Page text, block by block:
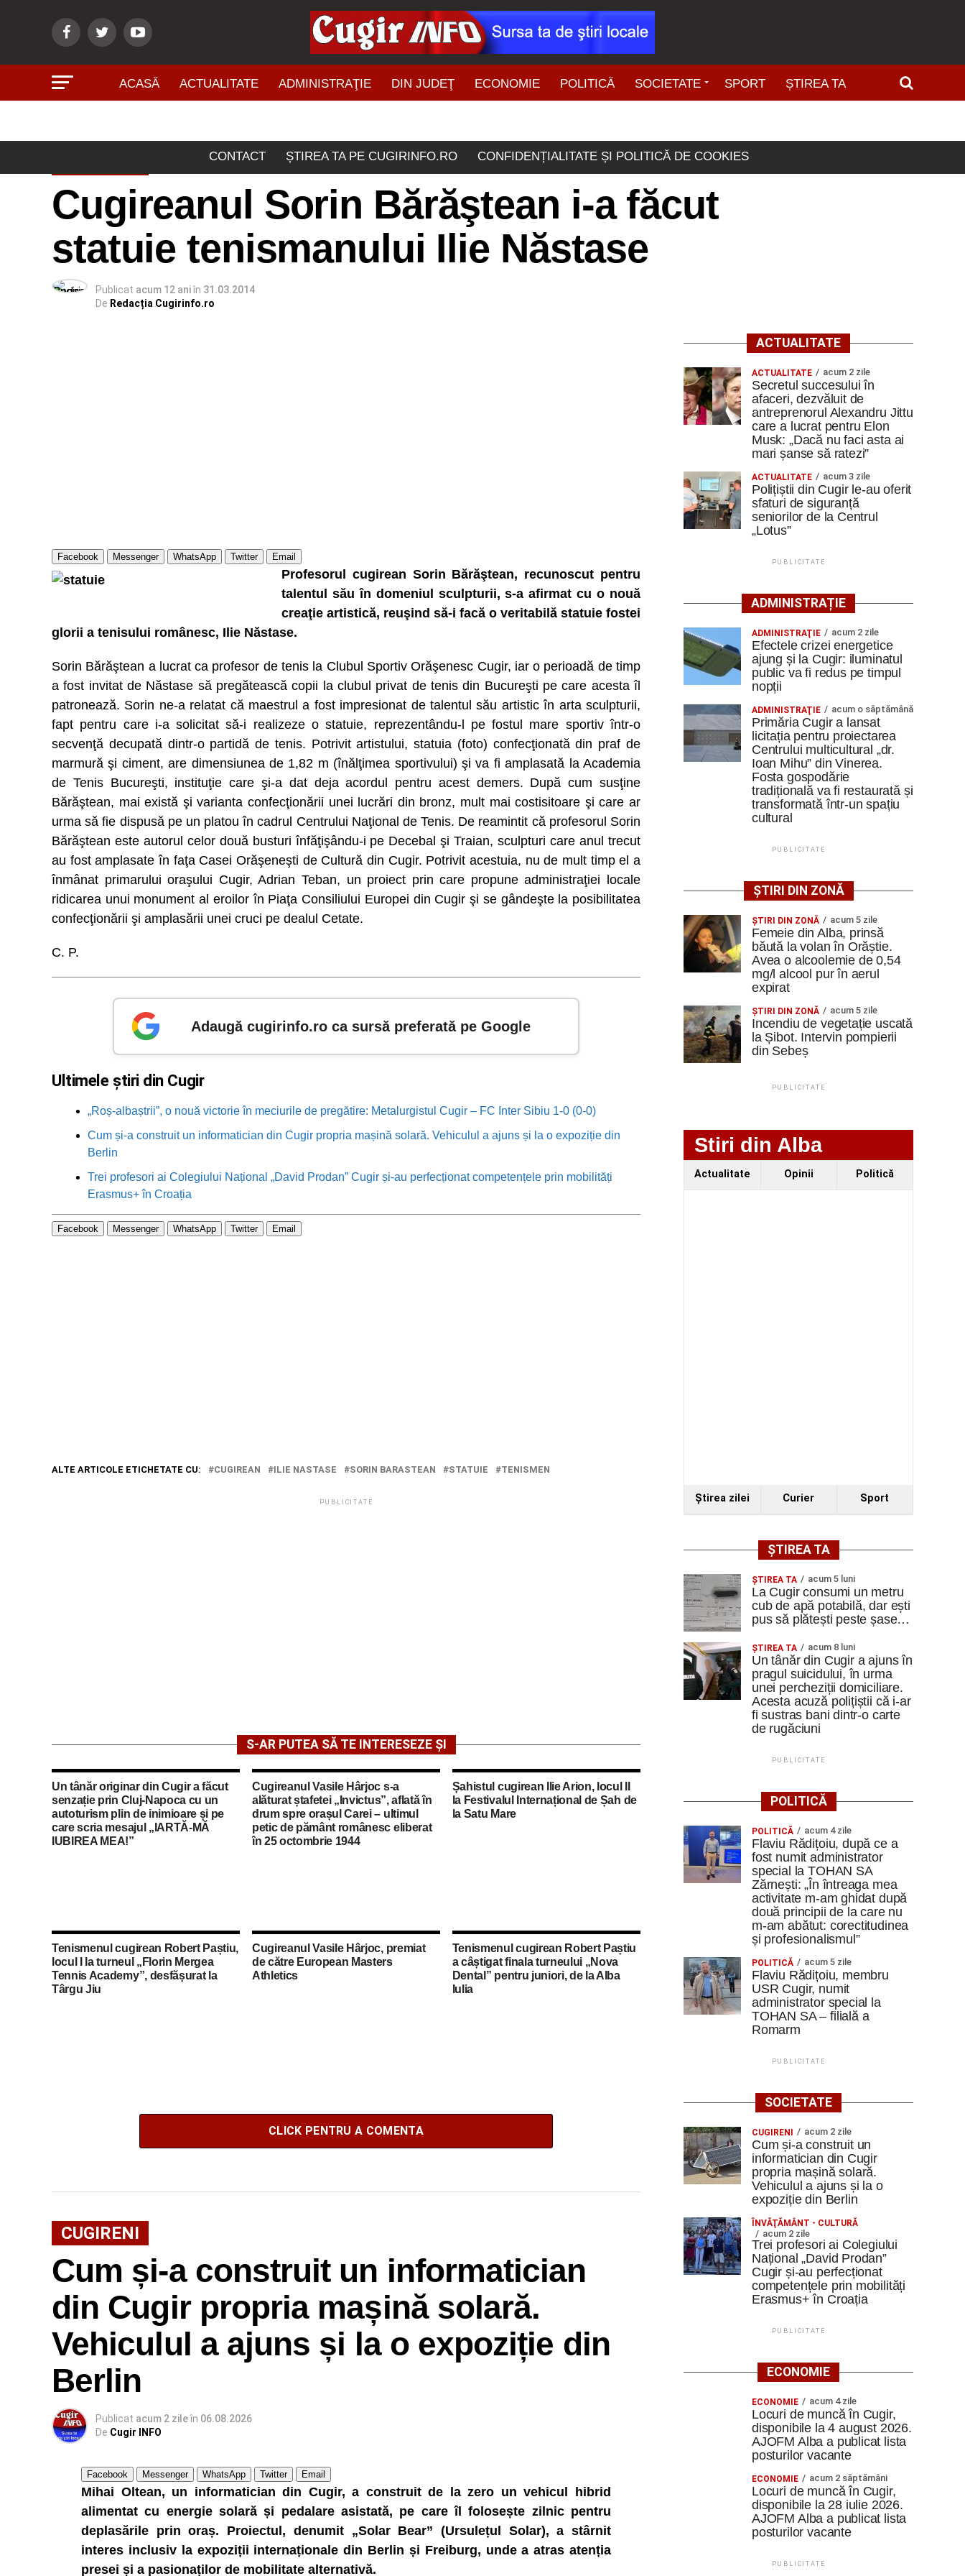
ACASĂ ACTUALITATE ADMINISTRAŢIE DIN JUDEŢ ECONOMIE POLITICĂ SOCIETATE SPORT ȘTIREA TA
CONTACT ȘTIREA TA PE CUGIRINFO.RO CONFIDENȚIALITATE ȘI POLITICĂ DE COOKIES
Cugireanul Sorin Bărăştean i-a făcut
statuie tenismanului Ilie Năstase
Publicat acum 12 aniîn 31.03.2014
De Redacția Cugirinfo.ro
Facebook Messenger WhatsApp Twitter Email
Profesorul cugirean Sorin Bărăştean, recunoscut pentru
talentul său în domeniul sculpturii, s-a afirmat cu o nouă
creaţie artistică, reuşind să-i facă o veritabilă statuie fostei
glorii a tenisului românesc, Ilie Năstase.
Sorin Bărăştean a lucrat ca profesor de tenis la Clubul Sportiv Orăşenesc Cugir, iar o perioadă de timp
a fost invitat de Năstase să pregătească copii la clubul privat de tenis din Bucureşti pe care acesta îl
patronează. Sorin ne-a relatat că maestrul a fost impresionat de talentul său artistic în arta sculpturii,
fapt pentru care i-a solicitat să-i realizeze o statuie, reprezentându-l pe fostul mare sportiv într-o
secvenţă decupată dintr-o partidă de tenis. Potrivit artistului, statuia (foto) confecţionată din praf de
marmură şi ciment, are dimensiunea de 1,82 m (înălţimea sportivului) şi va fi amplasată la Academia
de Tenis Bucureşti, instituţie care şi-a dat deja acordul pentru acest demers. După cum susţine
Bărăştean, mai există şi varianta confecţionării unei lucrări din bronz, mult mai costisitoare şi care ar
urma să fie dispusă pe un platou în cadrul Centrului Naţional de Tenis. De reamintit că profesorul Sorin
Bărăştean este autorul celor două busturi înfăţişându-i pe Decebal şi Traian, sculpturi care anul trecut
au fost amplasate în faţa Casei Orăşeneşti de Cultură din Cugir. Potrivit acestuia, nu de mult timp el a
înmânat primarului oraşului Cugir, Adrian Teban, un proiect prin care propune administraţiei locale
ridicarea unui monument al eroilor în Piaţa Consiliului Europei din Cugir şi se gândeşte la posibilitatea
confecţionării şi amplasării unei cruci pe dealul Cetate.
C. P.
Adaugă cugirinfo.ro ca sursă preferată pe Google
Ultimele știri din Cugir
„Roș-albaștrii”, o nouă victorie în meciurile de pregătire: Metalurgistul Cugir – FC Inter Sibiu 1-0 (0-0)
Cum și-a construit un informatician din Cugir propria mașină solară. Vehiculul a ajuns și la o expoziție din
Berlin
Trei profesori ai Colegiului Național „David Prodan” Cugir și-au perfecționat competențele prin mobilități
Erasmus+ în Croația
Facebook Messenger WhatsApp Twitter Email
ALTE ARTICOLE ETICHETATE CU: CUGIREAN ILIE NASTASE SORIN BARASTEAN STATUIE TENISMEN
PUBLICITATE
S-AR PUTEA SĂ TE INTERESEZE ȘI
Un tânăr originar din Cugir a făcut
senzație prin Cluj-Napoca cu un
autoturism plin de inimioare și pe
care scria mesajul „IARTĂ-MĂ
IUBIREA MEA!”
Cugireanul Vasile Hârjoc s-a
alăturat ștafetei „Invictus”, aflată în
drum spre orașul Carei – ultimul
petic de pământ românesc eliberat
în 25 octombrie 1944
Șahistul cugirean Ilie Arion, locul II
la Festivalul Internațional de Șah de
la Satu Mare
Tenismenul cugirean Robert Paștiu,
locul I la turneul „Florin Mergea
Tennis Academy”, desfășurat la
Târgu Jiu
Cugireanul Vasile Hârjoc, premiat
de către European Masters
Athletics
Tenismenul cugirean Robert Paștiu
a câștigat finala turneului „Nova
Dental” pentru juniori, de la Alba
Iulia
CLICK PENTRU A COMENTA
CUGIRENI
Cum și-a construit un informatician
din Cugir propria mașină solară.
Vehiculul a ajuns și la o expoziție din
Berlin
Publicat acum 2 zileîn 06.08.2026
De Cugir INFO
Facebook Messenger WhatsApp Twitter Email
Mihai Oltean, un informatician din Cugir, a construit de la zero un vehicul hibrid
alimentat cu energie solară și pedalare asistată, pe care îl folosește zilnic pentru
deplasările prin oraș. Proiectul, denumit „Solar Bear” (Ursulețul Solar), a stârnit
interes inclusiv la expoziții internaționale din Berlin și Freiburg, unde a atras atenția
presei și a pasionaților de mobilitate alternativă.
ACTUALITATE
ACTUALITATE acum 2 zile
Secretul succesului în
afaceri, dezvăluit de
antreprenorul Alexandru Jittu
care a lucrat pentru Elon
Musk: „Dacă nu faci asta ai
mari șanse să ratezi”
ACTUALITATE acum 3 zile
Polițiștii din Cugir le-au oferit
sfaturi de siguranță
seniorilor de la Centrul
„Lotus”
PUBLICITATE
ADMINISTRAȚIE
ADMINISTRAŢIE acum 2 zile
Efectele crizei energetice
ajung și la Cugir: iluminatul
public va fi redus pe timpul
nopții
ADMINISTRAŢIE acum o săptămână
Primăria Cugir a lansat
licitația pentru proiectarea
Centrului multicultural „dr.
Ioan Mihu” din Vinerea.
Fosta gospodărie
tradițională va fi restaurată și
transformată într-un spațiu
cultural
PUBLICITATE
ȘTIRI DIN ZONĂ
ŞTIRI DIN ZONĂ acum 5 zile
Femeie din Alba, prinsă
băută la volan în Orăștie.
Avea o alcoolemie de 0,54
mg/l alcool pur în aerul
expirat
ŞTIRI DIN ZONĂ acum 5 zile
Incendiu de vegetație uscată
la Șibot. Intervin pompierii
din Sebeș
PUBLICITATE
Stiri din Alba
Actualitate Opinii Politică
Ştirea zilei Curier Sport
ȘTIREA TA
ȘTIREA TA acum 5 luni
La Cugir consumi un metru
cub de apă potabilă, dar ești
pus să plătești peste șase…
ȘTIREA TA acum 8 luni
Un tânăr din Cugir a ajuns în
pragul suicidului, în urma
unei percheziții domiciliare.
Acesta acuză polițiștii că i-ar
fi sustras bani dintr-o carte
de rugăciuni
PUBLICITATE
POLITICĂ
POLITICĂ acum 4 zile
Flaviu Rădițoiu, după ce a
fost numit administrator
special la TOHAN SA
Zărnești: „În întreaga mea
activitate m-am ghidat după
două principii de la care nu
m-am abătut: corectitudinea
și profesionalismul”
POLITICĂ acum 5 zile
Flaviu Rădițoiu, membru
USR Cugir, numit
administrator special la
TOHAN SA – filială a
Romarm
PUBLICITATE
SOCIETATE
CUGIRENI acum 2 zile
Cum și-a construit un
informatician din Cugir
propria mașină solară.
Vehiculul a ajuns și la o
expoziție din Berlin
ÎNVĂŢĂMÂNT - CULTURĂ
acum 2 zile
Trei profesori ai Colegiului
Național „David Prodan”
Cugir și-au perfecționat
competențele prin mobilități
Erasmus+ în Croația
PUBLICITATE
ECONOMIE
ECONOMIE acum 4 zile
Locuri de muncă în Cugir,
disponibile la 4 august 2026.
AJOFM Alba a publicat lista
posturilor vacante
ECONOMIE acum 2 săptămâni
Locuri de muncă în Cugir,
disponibile la 28 iulie 2026.
AJOFM Alba a publicat lista
posturilor vacante
PUBLICITATE